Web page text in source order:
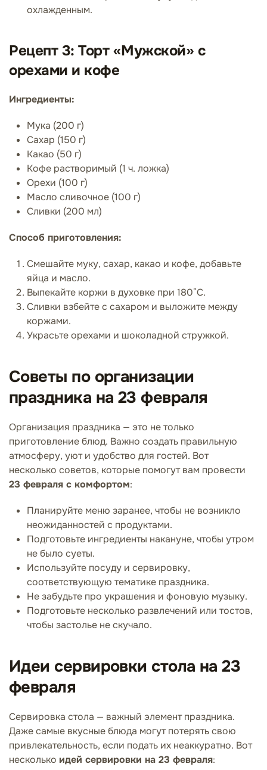
охлажденным.
Рецепт 3: Торт «Мужской» с
орехами и кофе
Ингредиенты:
Мука (200 г)
Сахар (150 г)
Какао (50 г)
Кофе растворимый (1 ч. ложка)
Орехи (100 г)
Масло сливочное (100 г)
Сливки (200 мл)
Способ приготовления:
Смешайте муку, сахар, какао и кофе, добавьте
яйца и масло.
Выпекайте коржи в духовке при 180°C.
Сливки взбейте с сахаром и выложите между
коржами.
Украсьте орехами и шоколадной стружкой.
Советы по организации
праздника на 23 февраля
Организация праздника — это не только
приготовление блюд. Важно создать правильную
атмосферу, уют и удобство для гостей. Вот
несколько советов, которые помогут вам провести
23 февраля с комфортом:
Планируйте меню заранее, чтобы не возникло
неожиданностей с продуктами.
Подготовьте ингредиенты накануне, чтобы утром
не было суеты.
Используйте посуду и сервировку,
соответствующую тематике праздника.
Не забудьте про украшения и фоновую музыку.
Подготовьте несколько развлечений или тостов,
чтобы застолье не скучало.
Идеи сервировки стола на 23
февраля
Сервировка стола — важный элемент праздника.
Даже самые вкусные блюда могут потерять свою
привлекательность, если подать их неаккуратно. Вот
несколько идей сервировки на 23 февраля: